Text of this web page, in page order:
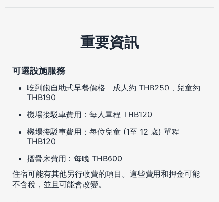
重要資訊
可選設施服務
吃到飽自助式早餐價格：成人約 THB250，兒童約
THB190
機場接駁車費用：每人單程 THB120
機場接駁車費用：每位兒童 (1至 12 歲) 單程
THB120
摺疊床費用：每晚 THB600
住宿可能有其他另行收費的項目。這些費用和押金可能
不含稅，並且可能會改變。